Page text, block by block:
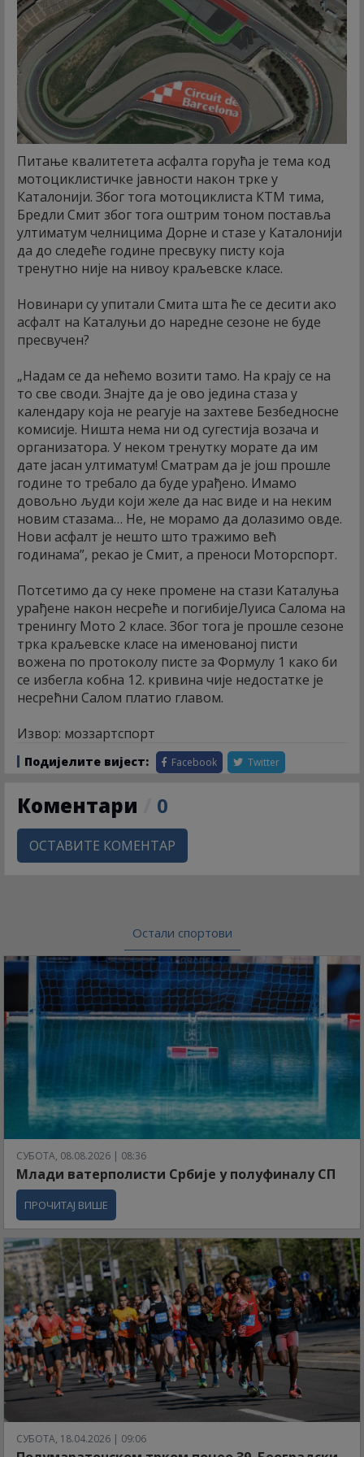
Питање квалитетета асфалта горућа је тема код
мотоциклистичке јавности након трке у
Каталонији. Због тога мотоциклиста КТМ тима,
Бредли Смит због тога оштрим тоном поставља
ултиматум челницима Дорне и стазе у Каталонији
да до следеће године пресвуку писту која
тренутно није на нивоу краљевске класе.
Новинари су упитали Смита шта ће се десити ако
асфалт на Каталуњи до наредне сезоне не буде
пресвучен?
„Надам се да нећемо возити тамо. На крају се на
то све своди. Знајте да је ово једина стаза у
календару која не реагује на захтеве Безбедносне
комисије. Ништа нема ни од сугестија возача и
организатора. У неком тренутку морате да им
дате јасан ултиматум! Сматрам да је још прошле
године то требало да буде урађено. Имамо
довољно људи који желе да нас виде и на неким
новим стазама… Не, не морамо да долазимо овде.
Нови асфалт је нешто што тражимо већ
годинама”, рекао је Смит, а преноси Моторспорт.
Потсетимо да су неке промене на стази Каталуња
урађене након несреће и погибијеЛуиса Салома на
тренингу Мото 2 класе. Због тога је прошле сезоне
трка краљевске класе на именованој писти
вожена по протоколу писте за Формулу 1 како би
се избегла кобна 12. кривина чије недостатке је
несрећни Салом платио главом.
Извор: моззартспорт
Подијелите вијест: Facebook Twitter
Коментари 0
ОСТАВИТЕ КОМЕНТАР
Остали спортови
СУБОТА, 08.08.2026 | 08:36
Млади ватерполисти Србије у полуфиналу СП
ПРОЧИТАЈ ВИШЕ
СУБОТА, 18.04.2026 | 09:06